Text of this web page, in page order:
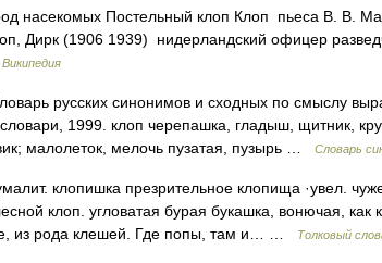
насекомых Постельный клоп Клоп пьеса В. В.
Дирк (1906 1939) нидерландский офицер
Википедия
русских синонимов и сходных по смыслу
1999. клоп черепашка, гладыш, щитник,
малолеток, мелочь пузатая, пузырь …
Словарь
клопишка презрительное клопища ·увел.
клоп. угловатая бурая букашка, вонючая, как
из рода клешей. Где попы, там и… …
Толковый